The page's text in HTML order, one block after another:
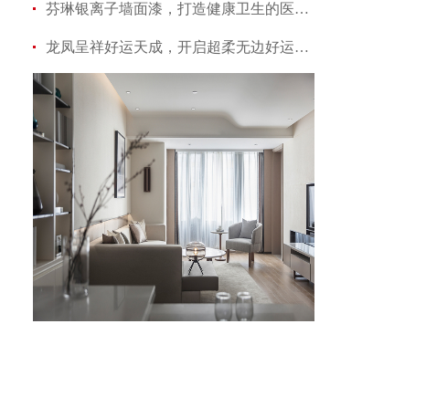
芬琳银离子墙面漆，打造健康卫生的医院墙面
龙凤呈祥好运天成，开启超柔无边好运新状态